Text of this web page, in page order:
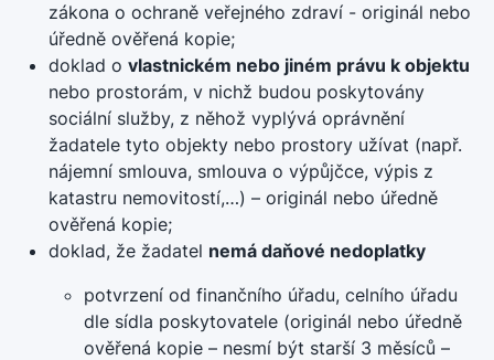
zákona o ochraně veřejného zdraví - originál nebo
úředně ověřená kopie;
doklad o vlastnickém nebo jiném právu k objektu
nebo prostorám, v nichž budou poskytovány
sociální služby, z něhož vyplývá oprávnění
žadatele tyto objekty nebo prostory užívat (např.
nájemní smlouva, smlouva o výpůjčce, výpis z
katastru nemovitostí,…) – originál nebo úředně
ověřená kopie;
doklad, že žadatel nemá daňové nedoplatky
potvrzení od finančního úřadu, celního úřadu
dle sídla poskytovatele (originál nebo úředně
ověřená kopie – nesmí být starší 3 měsíců –